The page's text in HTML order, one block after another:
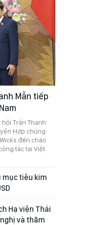
Mẫn tiếp
hội Trần Thanh
Hợp chúng
đến chào
tác tại Việt
mục tiêu kim
Hạ viện Thái
và thăm